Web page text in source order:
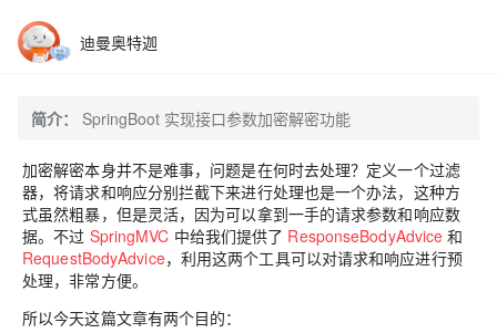
迪曼奥特迦
简介： SpringBoot 实现接口参数加密解密功能
加密解密本身并不是难事，问题是在何时去处理？定义一个过滤
器，将请求和响应分别拦截下来进行处理也是一个办法，这种方
式虽然粗暴，但是灵活，因为可以拿到一手的请求参数和响应数
据。不过 SpringMVC 中给我们提供了 ResponseBodyAdvice 和
RequestBodyAdvice，利用这两个工具可以对请求和响应进行预
处理，非常方便。
所以今天这篇文章有两个目的：